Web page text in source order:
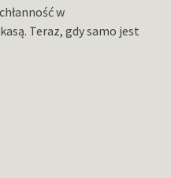
w
Teraz, gdy samo jest